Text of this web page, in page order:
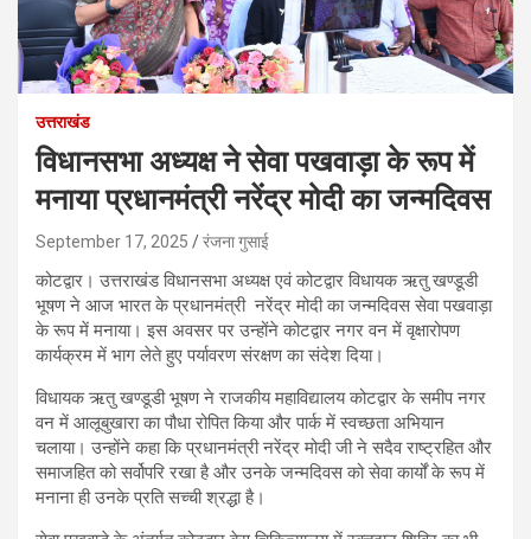
उत्तराखंड
विधानसभा अध्यक्ष ने सेवा पखवाड़ा के रूप में
मनाया प्रधानमंत्री नरेंद्र मोदी का जन्मदिवस
September 17, 2025 रंजना गुसाई
कोटद्वार। उत्तराखंड विधानसभा अध्यक्ष एवं कोटद्वार विधायक ऋतु खण्डूडी
भूषण ने आज भारत के प्रधानमंत्री नरेंद्र मोदी का जन्मदिवस सेवा पखवाड़ा
के रूप में मनाया। इस अवसर पर उन्होंने कोटद्वार नगर वन में वृक्षारोपण
कार्यक्रम में भाग लेते हुए पर्यावरण संरक्षण का संदेश दिया।
विधायक ऋतु खण्डूडी भूषण ने राजकीय महाविद्यालय कोटद्वार के समीप नगर
वन में आलूबुखारा का पौधा रोपित किया और पार्क में स्वच्छता अभियान
चलाया। उन्होंने कहा कि प्रधानमंत्री नरेंद्र मोदी जी ने सदैव राष्ट्रहित और
समाजहित को सर्वोपरि रखा है और उनके जन्मदिवस को सेवा कार्यों के रूप में
मनाना ही उनके प्रति सच्ची श्रद्धा है।